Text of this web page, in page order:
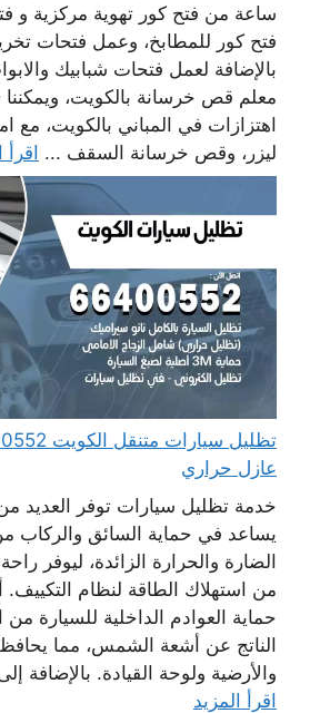
ساعة من فتح كور تهوية مركزية و
فتح كور للمطابخ، وعمل فتحات
بالإضافة لعمل فتحات شبابيك
معلم قص خرسانة بالكويت،
اهتزازات في المباني بالكويت، مع
ليزر، وقص خرسانة السقف ... اقرأ
عازل حراري
خدمة تظليل سيارات توفر العديد
يساعد في حماية السائق
الضارة والحرارة الزائدة، ليوفر راحة
من استهلاك الطاقة لنظام
حماية العوادم الداخلية للسيارة من
الناتج عن أشعة الشمس، مما
والأرضية ولوحة القيادة. بالإضافة
اقرأ المزيد